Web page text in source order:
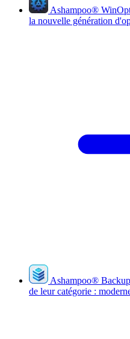
Ashampoo®
la nouvelle génération
Ashampoo®
de leur catégorie :